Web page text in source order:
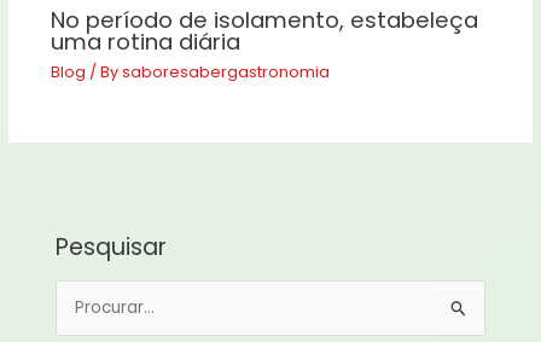
No período de isolamento, estabeleça
uma rotina diária
Blog / Bysaboresabergastronomia
Pesquisar